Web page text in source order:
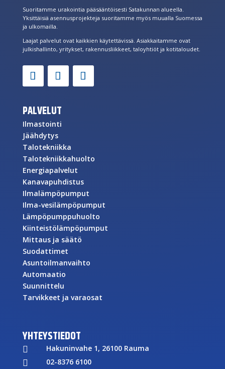
Suoritamme urakointia pääsääntöisesti Satakunnan alueella.
Yksittäisiä asennusprojekteja suoritamme myös muualla Suomessa
ja ulkomailla.
Laajat palvelut ovat kaikkien käytettävissä. Asiakkaitamme ovat
julkishallinto, yritykset, rakennusliikkeet, taloyhtiöt ja kotitaloudet.
PALVELUT
Ilmastointi
Jäähdytys
Talotekniikka
Talotekniikkahuolto
Energiapalvelut
Kanavapuhdistus
Ilmalämpöpumput
Ilma-vesilämpöpumput
Lämpöpumppuhuolto
Kiinteistölämpöpumput
Mittaus ja säätö
Suodattimet
Asuntoilmanvaihto
Automaatio
Suunnittelu
Tarvikkeet ja varaosat
YHTEYSTIEDOT
 Hakuninvahe 1, 26100 Rauma
 02-8376 6100